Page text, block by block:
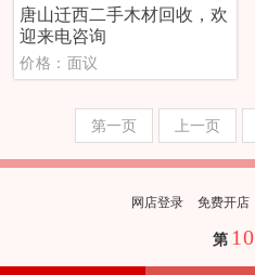
唐山迁西二手木材回收，欢
迎来电咨询
价格：面议
第一页 上一页
网店登录 免费开店
第 10